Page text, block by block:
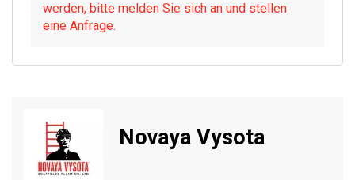
werden, bitte melden Sie sich an und stellen
eine Anfrage.
Novaya Vysota